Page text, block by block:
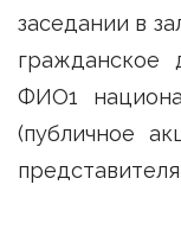
заседании в
гражданское
ФИО1
(публичное